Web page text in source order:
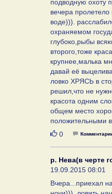
подводную охоту
вечера
воде))).
охраняемом
глубоко,рыбы
второго,тоже
крупнее,малька
давай её
ловко ХРЯСЬ в
решил,что не
красота одним
общем место
положительными
Нравится
0
р. Нева(в черте
19.09.2015 08:01
Вчера...приехал